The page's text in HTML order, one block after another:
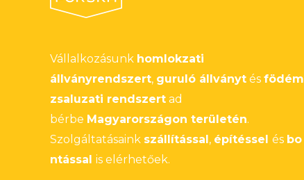
Vállalkozásunk homlokzati
állványrendszert, guruló állványt és födém
zsaluzati rendszert ad
bérbe Magyarországon területén.
Szolgáltatásaink szállítással , építéssel és bo
ntással is elérhetőek.